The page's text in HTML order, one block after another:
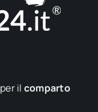
per il comparto